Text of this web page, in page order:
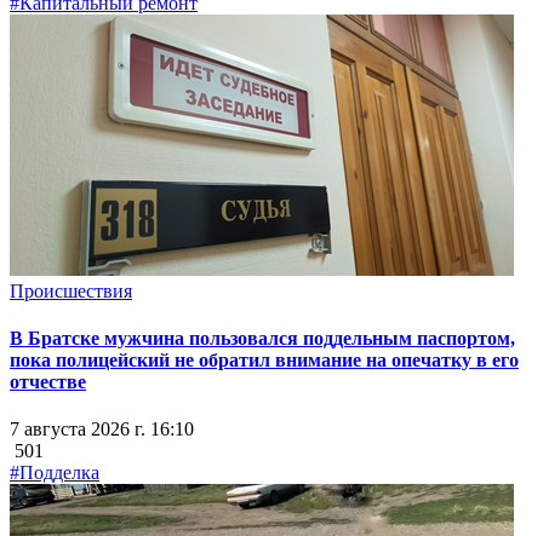
Происшествия
В Братске мужчина пользовался поддельным паспортом,
пока полицейский не обратил внимание на опечатку в его
отчестве
7 августа 2026 г. 16:10
501
#Подделка